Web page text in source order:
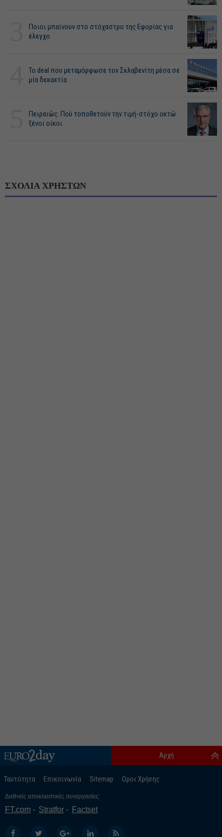
Ποιοι μπαίνουν στο στόχαστρο της Εφορίας για
έλεγχο
Το deal που μεταμόρφωσε τον Σκλαβενίτη μέσα σε
μία δεκαετία
Πειραιώς: Πού τοποθετούν την τιμή-στόχο οκτώ
ξένοι οίκοι
ΣΧΟΛΙΑ ΧΡΗΣΤΩΝ
Ταυτότητα Επικοινωνία Sitemap Οροι Χρήσης
Αρχή
Διεθνείς αποκλειστικές συνεργασίες:
FT.com Stratfor Factset